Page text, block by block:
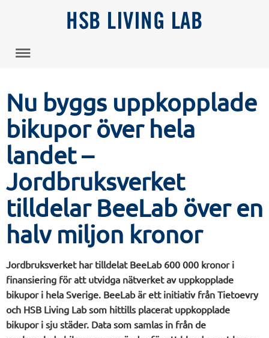
HSB LIVING LAB
Nu byggs uppkopplade
bikupor över hela
landet –
Jordbruksverket
tilldelar BeeLab över en
halv miljon kronor
Jordbruksverket har tilldelat BeeLab 600 000 kronor i
finansiering för att utvidga nätverket av uppkopplade
bikupor i hela Sverige. BeeLab är ett initiativ från Tietoevry
och HSB Living Lab som hittills placerat uppkopplade
bikupor i sju städer. Data som samlas in från de